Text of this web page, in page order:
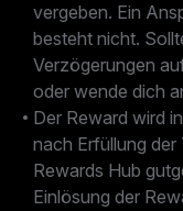
vergeben. Ein
besteht nicht.
Verzögerungen
oder wende dich
Der Reward wird
nach Erfüllung
Rewards Hub
Einlösung der